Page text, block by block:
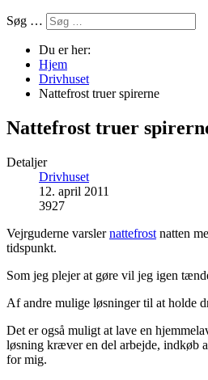
Søg …
Du er her:
Hjem
Drivhuset
Nattefrost truer spirerne
Nattefrost truer
Detaljer
Drivhuset
12. april 2011
3927
Vejrguderne varslernattefrost natten
tidspunkt.
Som jeg plejer at gøre vil jeg igen
Af andre mulige løsninger til at holde
Det er også muligt at lave en
løsning kræver en del arbejde, indkøb
for mig.